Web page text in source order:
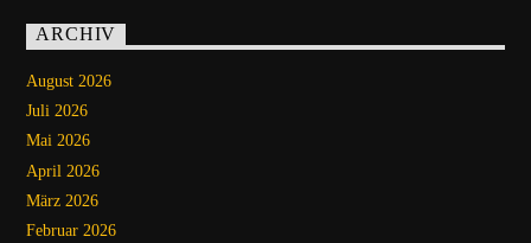
ARCHIV
August 2026
Juli 2026
Mai 2026
April 2026
März 2026
Februar 2026